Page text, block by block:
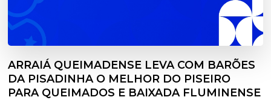
ARRAIÁ QUEIMADENSE LEVA COM BARÕES
DA PISADINHA O MELHOR DO PISEIRO
PARA QUEIMADOS E BAIXADA FLUMINENSE